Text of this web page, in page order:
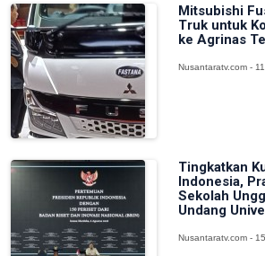
Mitsubishi
Truk untuk
ke Agrinas
Nusantaratv.com -
Tingkatkan
Indonesia,
Sekolah
Undang
Nusantaratv.com -